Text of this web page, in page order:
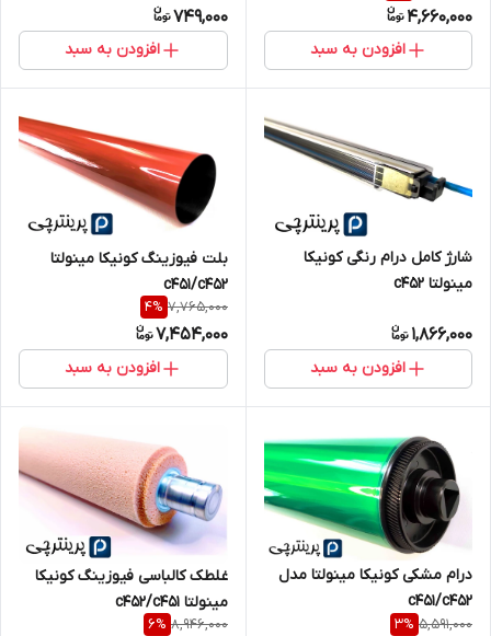
4,660,000
افزودن به سبد
749,000
افزودن به سبد
شارژ کامل درام رنگی کونیکا
مینولتا c452
1,866,000
افزودن به سبد
بلت فیوزینگ کونیکا مینولتا
c451/c452
7,765,000
4%
7,454,000
افزودن به سبد
درام مشکی کونیکا مینولتا مدل
c451/c452
5,591,000
3%
غلطک کالباسی فیوزینگ کونیکا
مینولتا c452/c451
8,946,000
6%